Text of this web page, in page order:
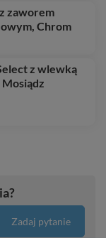
zaworem
Chrom
z wlewką
Zadaj pytanie